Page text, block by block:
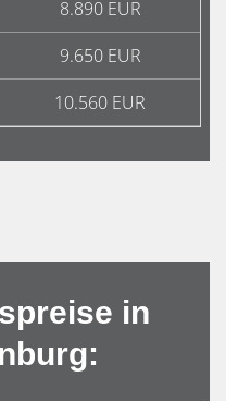
8.890 EUR
9.650 EUR
10.560 EUR
in